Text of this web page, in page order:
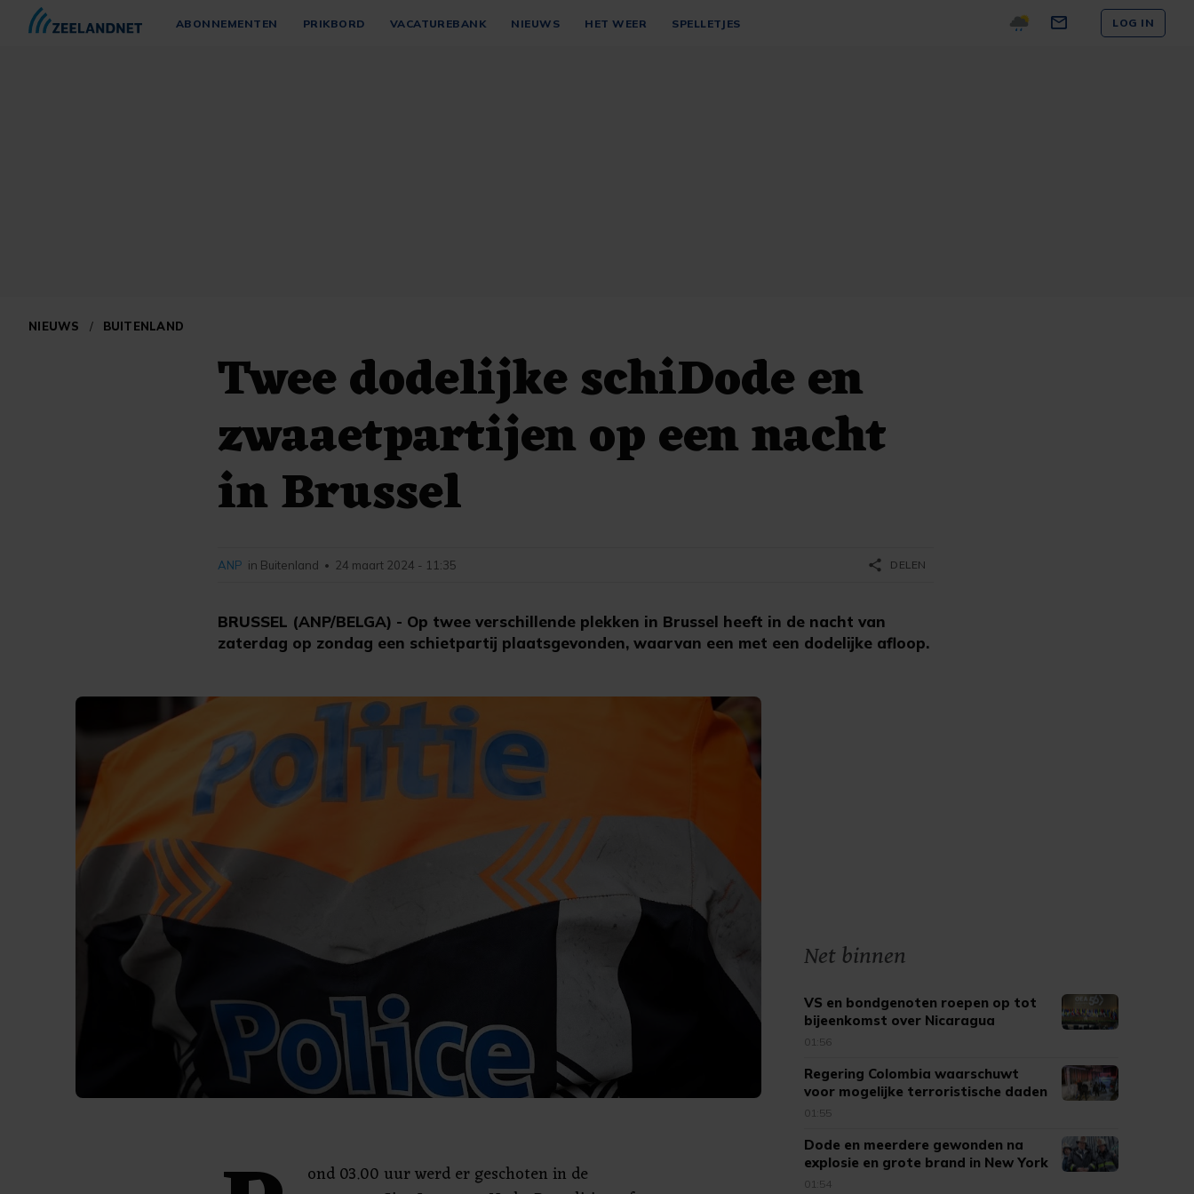
ABONNEMENTEN PRIKBORD VACATUREBANK NIEUWS HET WEER SPELLETJES LOG IN
NIEUWS / BUITENLAND
Twee dodelijke schiDode en
zwaaetpartijen op een nacht
in Brussel
BRUSSEL (ANP/BELGA) - Op twee verschillende plekken in Brussel heeft in de nacht van
zaterdag op zondag een schietpartij plaatsgevonden, waarvan een met een dodelijke afloop.
ANP in Buitenland • 24 maart 2024 - 11:35 share DELEN
ond 03.00 uur werd er geschoten in de
Net binnen
VS en bondgenoten roepen op tot
bijeenkomst over Nicaragua
01:56
Regering Colombia waarschuwt
voor mogelijke terroristische daden
01:55
Dode en meerdere gewonden na
explosie en grote brand in New York
01:54